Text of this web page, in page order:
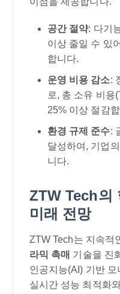
공간 절약: 다기
이상 줄일 수 있
합니다.
운영 비용 감소:
로, 총 소유 비용
25% 이상 절감
환경 규제 준수:
달성하여, 기업
니다.
ZTW Tech의
미래 전망
ZTW Tech는 지속적
라믹 촉매 기술을 진
인공지능(AI) 기반
실시간 성능 최적화